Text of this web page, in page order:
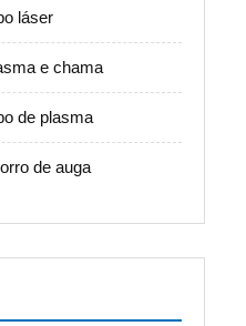
láser
e chama
de plasma
de auga